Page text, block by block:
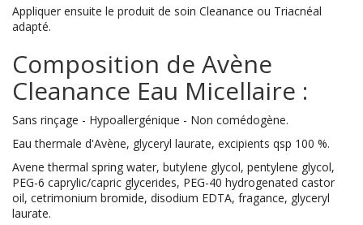
Appliquer ensuite le produit de soin Cleanance ou Triacnéal
adapté.
Composition de Avène
Cleanance Eau Micellaire :
Sans rinçage - Hypoallergénique - Non comédogène.
Eau thermale d'Avène, glyceryl laurate, excipients qsp 100 %.
Avene thermal spring water, butylene glycol, pentylene glycol,
PEG-6 caprylic/capric glycerides, PEG-40 hydrogenated castor
oil, cetrimonium bromide, disodium EDTA, fragance, glyceryl
laurate.